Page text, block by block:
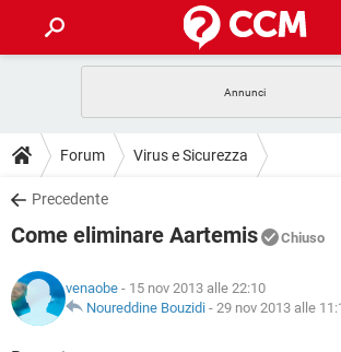
INTRATTENIMENTO ANDROID
iOS
INSTAGRAM WHATSAPP
TIKTOK
HARDWARE
GUIDE
COVID-19
INSTAGRAM WHATSAPP
TIKTOK
DOWNLOAD
COVID-19 GAMING
INTRATTENIMENTO
iOS WINDOWS 10
INSTAGRAM
COVID-19 GAMING
INTRATTENIMENTO
GLOSSARIO
COVID-19
Forum Virus e Sicurezza
Precedente
Come eliminare Aartemis Chiuso
venaobe - 15 nov 2013 alle 22:10
Noureddine Bouzidi - 29 nov 2013 alle